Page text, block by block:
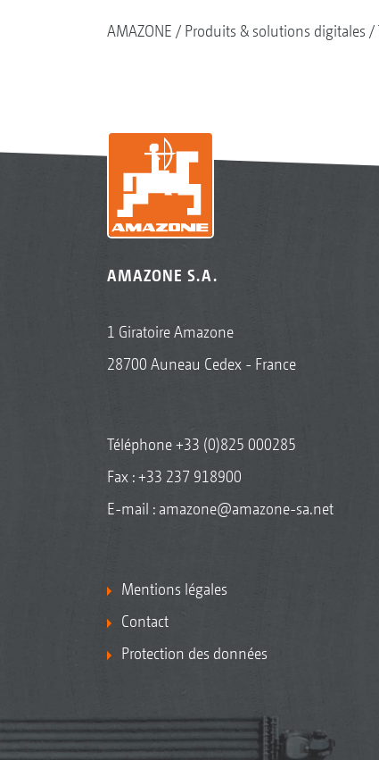
AMAZONE Produits & solutions digitales
AMAZONE S.A.
1 Giratoire Amazone
28700 Auneau Cedex - France
Téléphone+33 (0)825 000285
Fax : +33 237 918900
E-mail : amazone@amazone-sa.net
Mentions légales
Contact
Protection des données